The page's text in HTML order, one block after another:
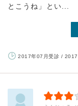
とこうね」とい...
2017年07月受診 / 2017